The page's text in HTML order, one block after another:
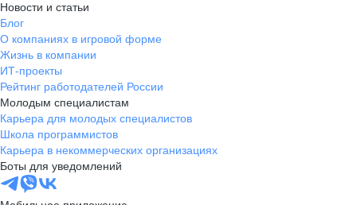
Новости и статьи
Блог
О компаниях в игровой форме
Жизнь в компании
ИТ-проекты
Рейтинг работодателей России
Молодым специалистам
Карьера для молодых специалистов
Школа программистов
Карьера в некоммерческих организациях
Боты для уведомлений